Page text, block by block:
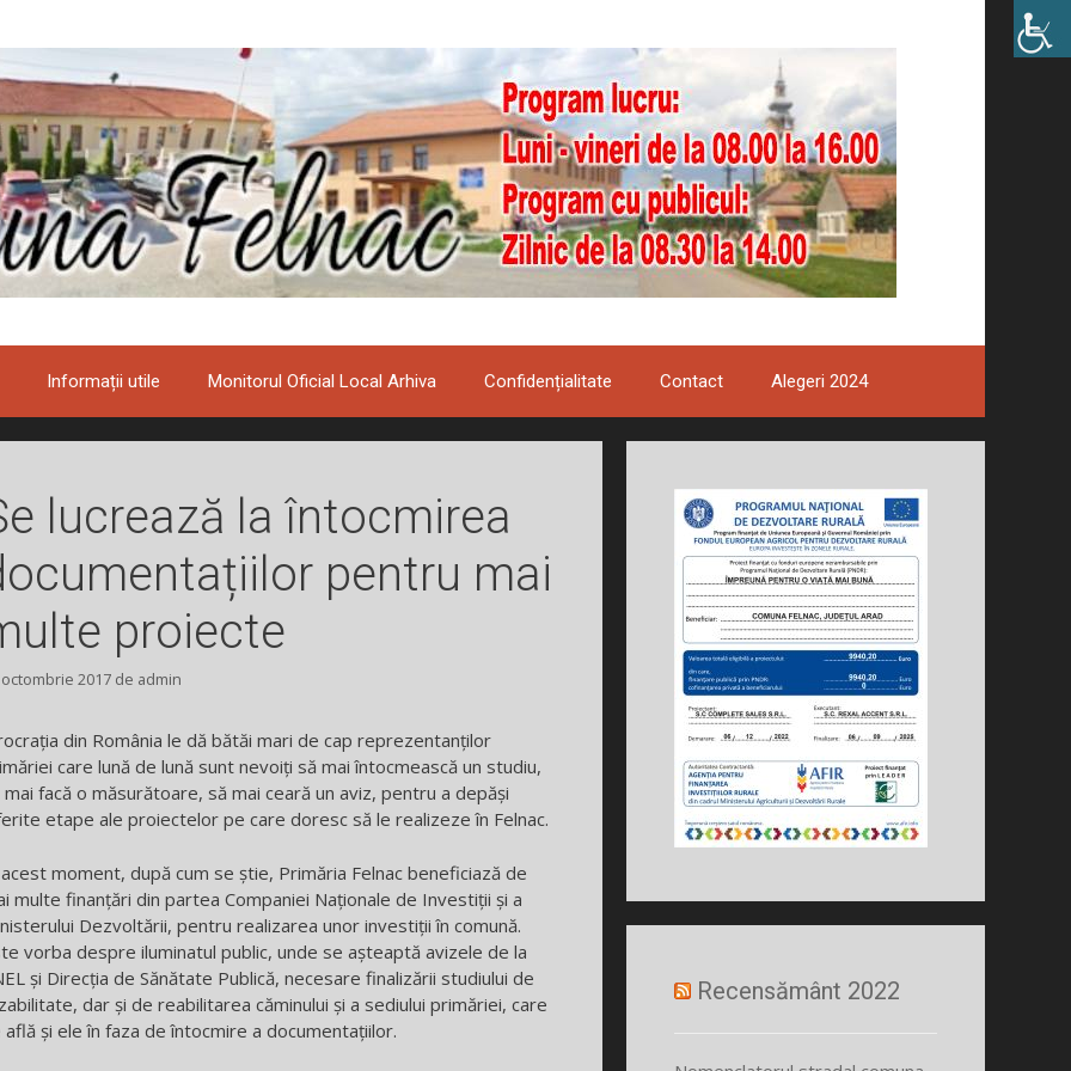
Informații utile Monitorul Oficial Local Arhiva Confidențialitate Contact Alegeri 2024
lucrează la întocmirea
pentru mai
proiecte
octombrie 2017 de admin
din România le dă bătăi mari de cap reprezentanților
care lună de lună sunt nevoiți să mai întocmească un studiu,
mai facă o măsurătoare, să mai ceară un aviz, pentru a depăși
etape ale proiectelor pe care doresc să le realizeze în Felnac.
moment, după cum se știe, Primăria Felnac beneficiază de
multe finanțări din partea Companiei Naționale de Investiții și a
Dezvoltării, pentru realizarea unor investiții în comună.
vorba despre iluminatul public, unde se așteaptă avizele de la
și Direcția de Sănătate Publică, necesare finalizării studiului de
dar și de reabilitarea căminului și a sediului primăriei, care
află și ele în faza de întocmire a documentațiilor.
Recensământ 2022